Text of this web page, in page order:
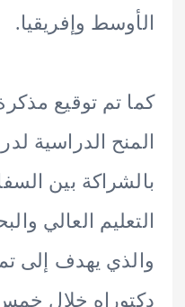
وإفريقيا.
توقيع مذكرة تفاهم
الدراسية لدرجة
بين السفارة
العالي والبحث
خلال خمس